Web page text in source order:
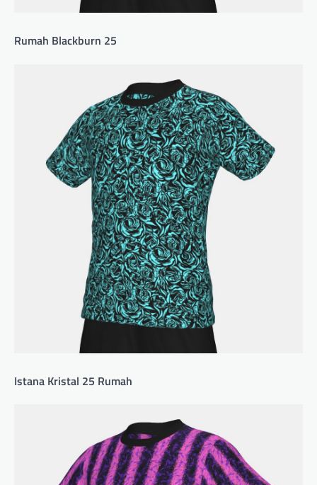
Rumah Blackburn 25
Istana Kristal 25 Rumah